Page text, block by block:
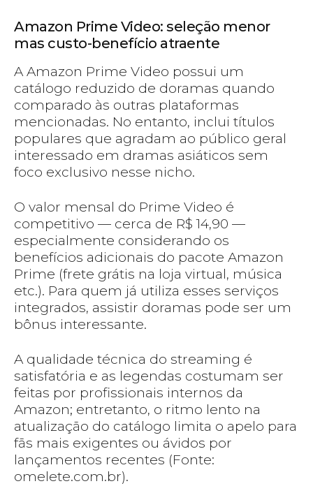
Amazon Prime Video: seleção menor
mas custo-benefício atraente
A Amazon Prime Video possui um
catálogo reduzido de doramas quando
comparado às outras plataformas
mencionadas. No entanto, inclui títulos
populares que agradam ao público geral
interessado em dramas asiáticos sem
foco exclusivo nesse nicho.
O valor mensal do Prime Video é
competitivo — cerca de R$ 14,90 —
especialmente considerando os
benefícios adicionais do pacote Amazon
Prime (frete grátis na loja virtual, música
etc.). Para quem já utiliza esses serviços
integrados, assistir doramas pode ser um
bônus interessante.
A qualidade técnica do streaming é
satisfatória e as legendas costumam ser
feitas por profissionais internos da
Amazon; entretanto, o ritmo lento na
atualização do catálogo limita o apelo para
fãs mais exigentes ou ávidos por
lançamentos recentes (Fonte:
omelete.com.br).